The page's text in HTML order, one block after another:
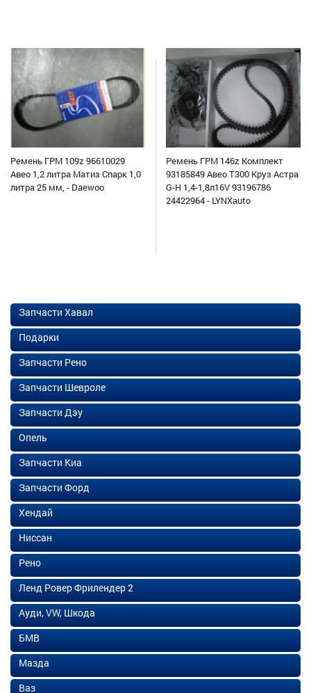
Ремень ГРМ 109z 96610029
Авео 1,2 литра Матиз Спарк 1,0
литра 25 мм, - Daewoo
Ремень ГРМ 146z Комплект
93185849 Авео Т300 Круз Астра
G-H 1,4-1,8л16V 93196786
24422964 - LYNXauto
Запчасти Хавал
Подарки
Запчасти Рено
Запчасти Шевроле
Запчасти Дэу
Опель
Запчасти Киа
Запчасти Форд
Хендай
Ниссан
Рено
Ленд Ровер Фрилендер 2
Ауди, VW, Шкода
БМВ
Мазда
Ваз